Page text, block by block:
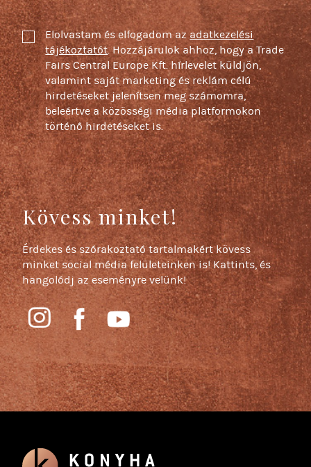
Elolvastam és elfogadom azadatkezelési
tájékoztatót. Hozzájárulok ahhoz, hogy a Trade
Fairs Central Europe Kft. hírlevelet küldjön,
valamint saját marketing és reklám célú
hirdetéseket jelenítsen meg számomra,
beleértve a közösségi média platformokon
történő hirdetéseket is.
Kövess minket!
Érdekes és szórakoztató tartalmakért kövess
minket social média felületeinken is! Kattints, és
hangolódj az eseményre velünk!